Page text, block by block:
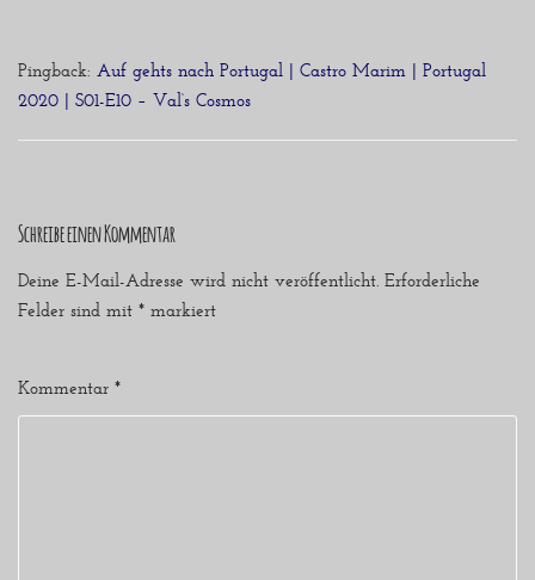
Pingback: Auf gehts nach Portugal | Castro Marim | Portugal
2020 | S01-E10 – Val‘s Cosmos
Schreibe einen Kommentar
Deine E-Mail-Adresse wird nicht veröffentlicht. Erforderliche
Felder sind mit * markiert
Kommentar *